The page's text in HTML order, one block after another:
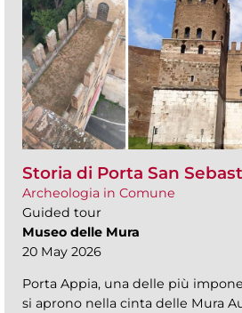
Storia di Porta San
Archeologia in Comune
Guided tour
Museo delle Mura
20 May 2026
Porta Appia, una delle più
si aprono nella cinta delle Mura